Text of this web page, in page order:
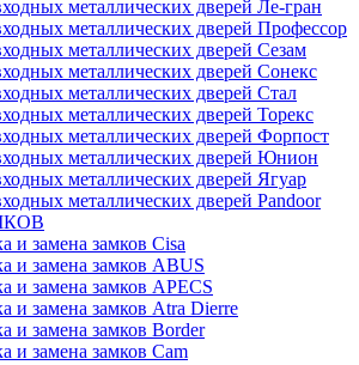
металлических дверей Ле-гран
металлических дверей Профессор
металлических дверей Сезам
металлических дверей Сонекс
металлических дверей Стал
металлических дверей Торекс
металлических дверей Форпост
металлических дверей Юнион
металлических дверей Ягуар
металлических дверей Pandoor
и замена замков Cisa
и замена замков ABUS
и замена замков APECS
и замена замков Atra Dierre
и замена замков Border
и замена замков Cam